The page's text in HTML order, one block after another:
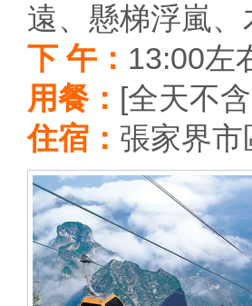
遠、懸梯浮嵐
下 午： 13:00左
用餐： [全天不
住宿： 張家界市